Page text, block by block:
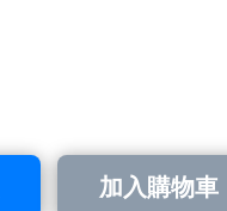
加入購物車